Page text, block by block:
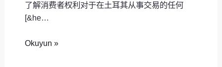
了解消费者权利对于在土耳其从事交易的任何
[&he…
Okuyun »